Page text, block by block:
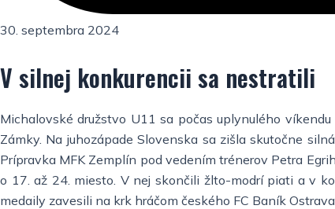
30. septembra 2024
V silnej konkurencii sa nestratili
Michalovské družstvo U11 sa počas uplynulého
Zámky. Na juhozápade Slovenska sa zišla skutočne
Prípravka MFK Zemplín pod vedením trénerov Petra
o 17. až 24. miesto. V nej skončili žlto-modrí piati a v
medaily zavesili na krk hráčom českého FC Baník